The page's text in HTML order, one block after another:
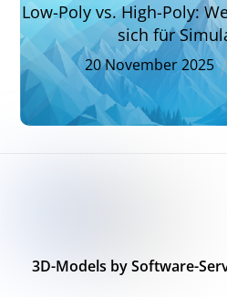
Low-Poly vs. High-Poly:
sich für
20November2025
3D-Models by Software-